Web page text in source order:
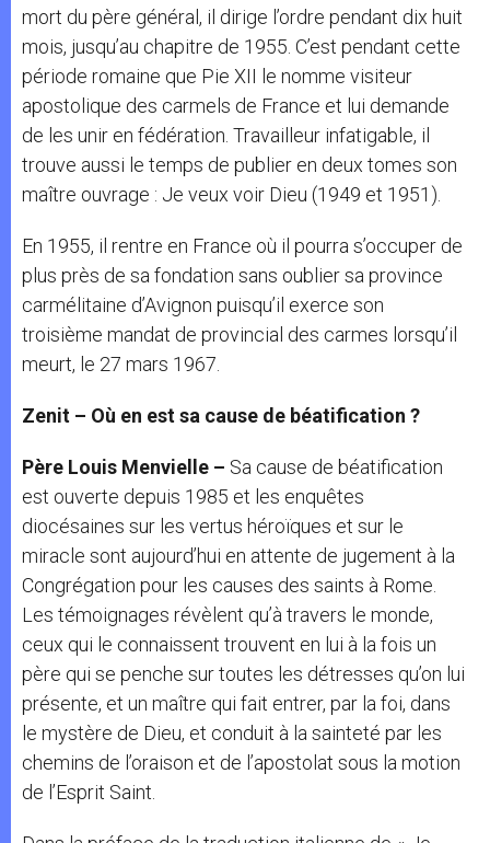
mort du père général, il dirige l’ordre pendant dix huit
mois, jusqu’au chapitre de 1955. C’est pendant cette
période romaine que Pie XII le nomme visiteur
apostolique des carmels de France et lui demande
de les unir en fédération. Travailleur infatigable, il
trouve aussi le temps de publier en deux tomes son
maître ouvrage : Je veux voir Dieu (1949 et 1951).
En 1955, il rentre en France où il pourra s’occuper de
plus près de sa fondation sans oublier sa province
carmélitaine d’Avignon puisqu’il exerce son
troisième mandat de provincial des carmes lorsqu’il
meurt, le 27 mars 1967.
Zenit – Où en est sa cause de béatification ?
Père Louis Menvielle – Sa cause de béatification
est ouverte depuis 1985 et les enquêtes
diocésaines sur les vertus héroïques et sur le
miracle sont aujourd’hui en attente de jugement à la
Congrégation pour les causes des saints à Rome.
Les témoignages révèlent qu’à travers le monde,
ceux qui le connaissent trouvent en lui à la fois un
père qui se penche sur toutes les détresses qu’on lui
présente, et un maître qui fait entrer, par la foi, dans
le mystère de Dieu, et conduit à la sainteté par les
chemins de l’oraison et de l’apostolat sous la motion
de l’Esprit Saint.